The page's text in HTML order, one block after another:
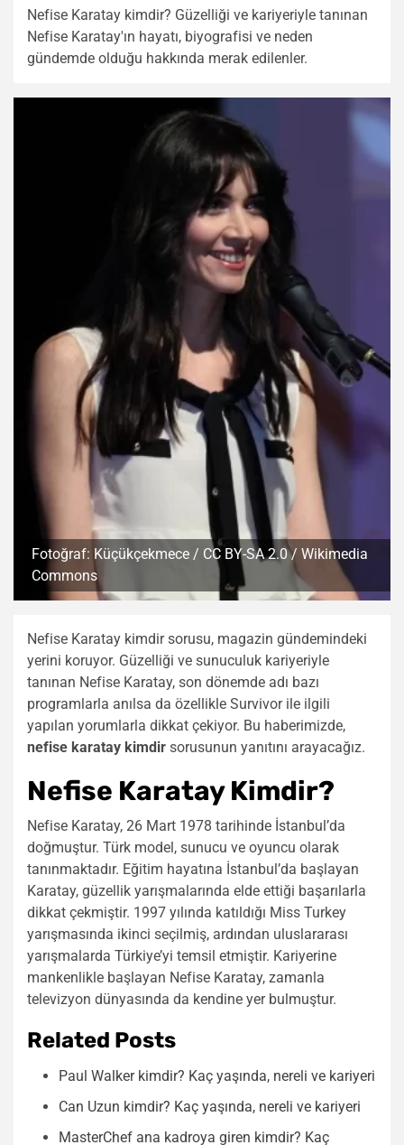
Nefise Karatay kimdir? Güzelliği ve kariyeriyle tanınan
Nefise Karatay'ın hayatı, biyografisi ve neden
gündemde olduğu hakkında merak edilenler.
Fotoğraf: Küçükçekmece / CC BY-SA 2.0 / Wikimedia
Commons
Nefise Karatay kimdir sorusu, magazin gündemindeki
yerini koruyor. Güzelliği ve sunuculuk kariyeriyle
tanınan Nefise Karatay, son dönemde adı bazı
programlarla anılsa da özellikle Survivor ile ilgili
yapılan yorumlarla dikkat çekiyor. Bu haberimizde,
nefise karatay kimdir sorusunun yanıtını arayacağız.
Nefise Karatay Kimdir?
Nefise Karatay, 26 Mart 1978 tarihinde İstanbul’da
doğmuştur. Türk model, sunucu ve oyuncu olarak
tanınmaktadır. Eğitim hayatına İstanbul’da başlayan
Karatay, güzellik yarışmalarında elde ettiği başarılarla
dikkat çekmiştir. 1997 yılında katıldığı Miss Turkey
yarışmasında ikinci seçilmiş, ardından uluslararası
yarışmalarda Türkiye’yi temsil etmiştir. Kariyerine
mankenlikle başlayan Nefise Karatay, zamanla
televizyon dünyasında da kendine yer bulmuştur.
Related Posts
Paul Walker kimdir? Kaç yaşında, nereli ve kariyeri
Can Uzun kimdir? Kaç yaşında, nereli ve kariyeri
MasterChef ana kadroya giren kimdir? Kaç